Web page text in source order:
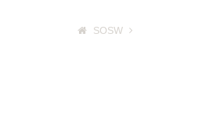
SOSW